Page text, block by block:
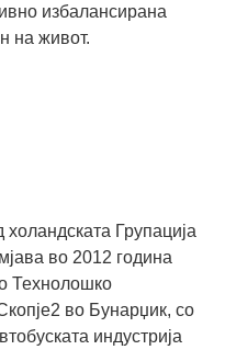
избалансирана
на живот.
холандската Групација
во 2012 година
Технолошко
во Бунарџик, со
индустрија